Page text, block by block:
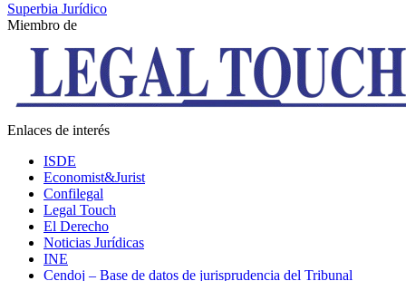
Superbia Jurídico
Miembro de
Enlaces de interés
ISDE
Economist&Jurist
Confilegal
Legal Touch
El Derecho
Noticias Jurídicas
INE
Cendoj – Base de datos de jurisprudencia del Tribunal